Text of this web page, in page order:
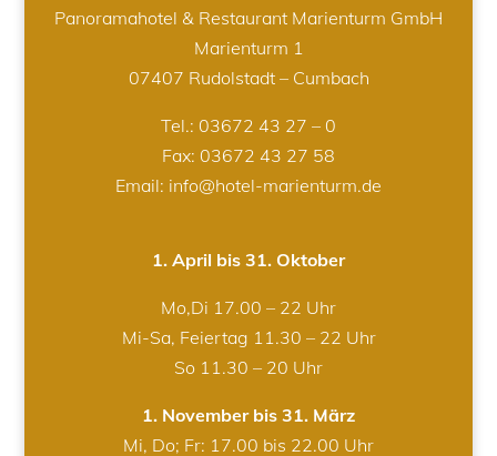
Panoramahotel & Restaurant Marienturm GmbH
Marienturm 1
07407 Rudolstadt – Cumbach
Tel.: 03672 43 27 – 0
Fax: 03672 43 27 58
Email: info@hotel-marienturm.de
1. April bis 31. Oktober
Mo,Di 17.00 – 22 Uhr
Mi-Sa, Feiertag 11.30 – 22 Uhr
So 11.30 – 20 Uhr
1. November bis 31. März
Mi, Do; Fr: 17.00 bis 22.00 Uhr